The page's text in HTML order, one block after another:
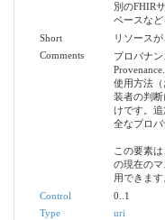
別のFHIR
ベースなど
Short
リソース
Comments
プロバナ
使用方法（
装者の判
けです。
全なプロバ
この要素
の現在の
用できます
Control
0..1
Type
uri